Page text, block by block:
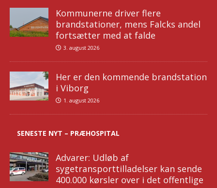
Kommunerne driver flere
brandstationer, mens Falcks andel
fortsætter med at falde
3. august 2026
Her er den kommende brandstation
i Viborg
1. august 2026
SENESTE NYT – PRÆHOSPITAL
Advarer: Udløb af
sygetransporttilladelser kan sende
400.000 kørsler over i det offentlige